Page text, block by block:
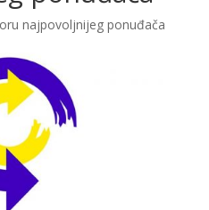
najpovoljnijeg ponuđača